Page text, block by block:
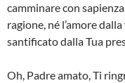
camminare con
ragione, né l’amore
santificato dalla Tua
Oh, Padre amato, Ti